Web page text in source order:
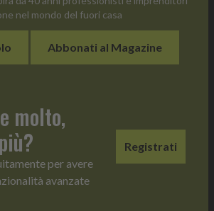
nel mondo del fuori casa
Abbonati al Magazine
molto,
per avere
avanzate
Registrati